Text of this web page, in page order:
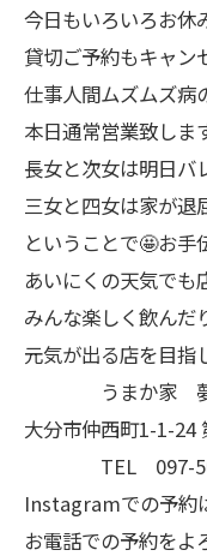
今日もいろいろお休
貸切ご予約もキャン
仕事人間ムズムズ病
本日通常営業致しま
長女と次女は明日バ
三女と四女は家が退
ということで🤩お手
あいにくの天気でも
みんな楽しく飲んだ
元気が出る店を目指
うまか家 夢
大分市仲西町1-1-
TEL 097-
Instagramでの予約
お電話での予約をよ